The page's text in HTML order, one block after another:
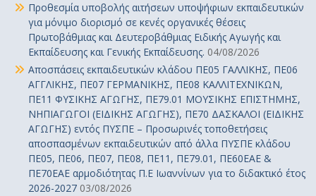
Προθεσμία υποβολής αιτήσεων υποψήφιων εκπαιδευτικών
για μόνιμο διορισμό σε κενές οργανικές θέσεις
Πρωτοβάθμιας και Δευτεροβάθμιας Ειδικής Αγωγής και
Εκπαίδευσης και Γενικής Εκπαίδευσης. 04/08/2026
Αποσπάσεις εκπαιδευτικών κλάδου ΠΕ05 ΓΑΛΛΙΚΗΣ, ΠΕ06
ΑΓΓΛΙΚΗΣ, ΠΕ07 ΓΕΡΜΑΝΙΚΗΣ, ΠΕ08 ΚΑΛΛΙΤΕΧΝΙΚΩΝ,
ΠΕ11 ΦΥΣΙΚΗΣ ΑΓΩΓΗΣ, ΠΕ79.01 ΜΟΥΣΙΚΗΣ ΕΠΙΣΤΗΜΗΣ,
ΝΗΠΙΑΓΩΓΟΙ (ΕΙΔΙΚΗΣ ΑΓΩΓΗΣ), ΠΕ70 ΔΑΣΚΑΛΟΙ (ΕΙΔΙΚΗΣ
ΑΓΩΓΗΣ) εντός ΠΥΣΠΕ – Προσωρινές τοποθετήσεις
αποσπασμένων εκπαιδευτικών από άλλα ΠΥΣΠΕ κλάδου
ΠΕ05, ΠΕ06, ΠΕ07, ΠΕ08, ΠΕ11, ΠΕ79.01, ΠΕ60ΕΑΕ &
ΠΕ70ΕΑΕ αρμοδιότητας Π.Ε Ιωαννίνων για το διδακτικό έτος
2026-2027 03/08/2026